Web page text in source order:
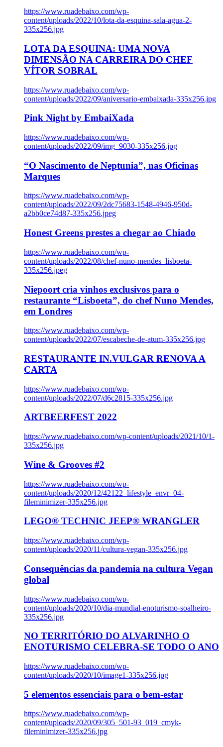
https://www.ruadebaixo.com/wp-
content/uploads/2022/10/lota-da-esquina-sala-agua-2-
335x256.jpg
LOTA DA ESQUINA: UMA NOVA
DIMENSÃO NA CARREIRA DO CHEF
VÍTOR SOBRAL
https://www.ruadebaixo.com/wp-
content/uploads/2022/09/aniversario-embaixada-335x256.jpg
Pink Night by EmbaiXada
https://www.ruadebaixo.com/wp-
content/uploads/2022/09/img_9030-335x256.jpg
“O Nascimento de Neptunia”, nas Oficinas
Marques
https://www.ruadebaixo.com/wp-
content/uploads/2022/09/2dc75683-1548-4946-950d-
a2bb0ce74d87-335x256.jpeg
Honest Greens prestes a chegar ao Chiado
https://www.ruadebaixo.com/wp-
content/uploads/2022/08/chef-nuno-mendes_lisboeta-
335x256.jpeg
Niepoort cria vinhos exclusivos para o
restaurante “Lisboeta”, do chef Nuno Mendes,
em Londres
https://www.ruadebaixo.com/wp-
content/uploads/2022/07/escabeche-de-atum-335x256.jpg
RESTAURANTE IN.VULGAR RENOVA A
CARTA
https://www.ruadebaixo.com/wp-
content/uploads/2022/07/d6c2815-335x256.jpg
ARTBEERFEST 2022
https://www.ruadebaixo.com/wp-content/uploads/2021/10/1-
335x256.jpg
Wine & Grooves #2
https://www.ruadebaixo.com/wp-
content/uploads/2020/12/42122_lifestyle_envr_04-
fileminimizer-335x256.jpg
LEGO® TECHNIC JEEP® WRANGLER
https://www.ruadebaixo.com/wp-
content/uploads/2020/11/cultura-vegan-335x256.jpg
Consequências da pandemia na cultura Vegan
global
https://www.ruadebaixo.com/wp-
content/uploads/2020/10/dia-mundial-enoturismo-soalheiro-
335x256.jpg
NO TERRITÓRIO DO ALVARINHO O
ENOTURISMO CELEBRA-SE TODO O ANO
https://www.ruadebaixo.com/wp-
content/uploads/2020/10/image1-335x256.jpg
5 elementos essenciais para o bem-estar
https://www.ruadebaixo.com/wp-
content/uploads/2020/09/305_501-93_019_cmyk-
fileminimizer-335x256.jpg